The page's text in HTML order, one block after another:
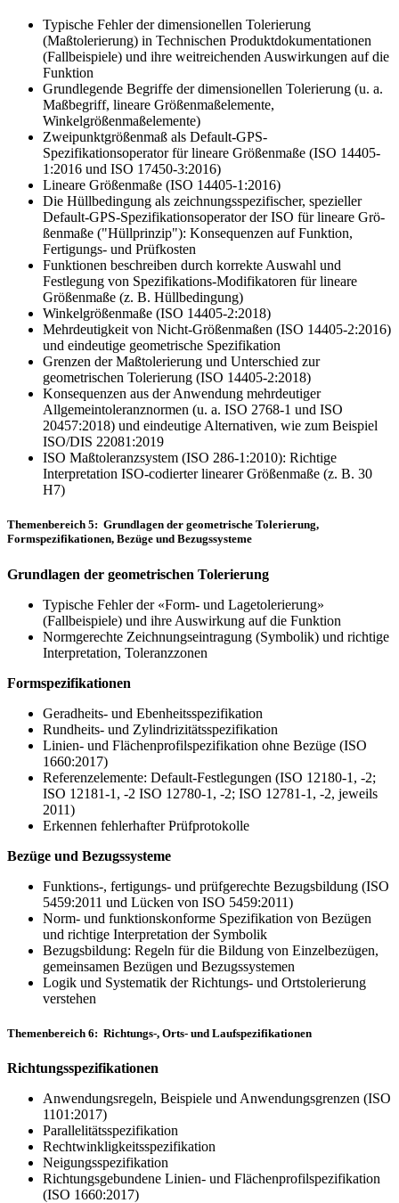
Typische Fehler der dimensionellen Tolerierung
(Maßtolerierung) in Technischen Produktdokumentationen
(Fallbeispiele) und ihre weit­rei­chen­den Auswir­kungen auf die
Funktion
Grundlegende Begriffe der dimensionellen Tolerierung (u. a.
Maßbegriff, lineare Größenmaßelemente,
Winkelgrößenmaßelemente)
Zweipunktgrößenmaß als Default-GPS-
Spezifikationsoperator für lineare Grö­ßenmaße (ISO 14405-
1:2016 und ISO 17450-3:2016)
Lineare Größenmaße (ISO 14405-1:2016)
Die Hüllbedingung als zeichnungsspezifischer, spezieller
Default-GPS-Spezifikationsoperator der ISO für lineare Grö­
ßenmaße ("Hüllprinzip"): Konsequenzen auf Funktion,
Fertigungs- und Prüfkosten
Funktionen beschreiben durch korrekte Auswahl und
Festlegung von Spezifikations-Modifikatoren für line­are
Größenmaße (z. B. Hüllbedingung)
Winkelgrößenmaße (ISO 14405-2:2018)
Mehrdeutigkeit von Nicht-Größenmaßen (ISO 14405-2:2016)
und eindeutige geometrische Spezifikation
Grenzen der Maßtolerierung und Unterschied zur
geometrischen Tolerierung (ISO 14405-2:2018)
Konsequenzen aus der Anwendung mehrdeutiger
Allgemeintoleranznormen (u. a. ISO 2768-1 und ISO
20457:2018) und eindeutige Alternativen, wie zum Beispiel
ISO/DIS 22081:2019
ISO Maßtoleranzsystem (ISO 286-1:2010): Richtige
Interpretation ISO-codierter linearer Größenmaße (z. B. 30
H7)
Themenbereich 5: Grundlagen der geometrische Tolerierung,
Formspezifikationen, Bezüge und Bezugssysteme
Grundlagen der geometrischen Tolerierung
Typische Fehler der «Form- und Lagetolerierung»
(Fallbeispiele) und ihre Auswir­kung auf die Funk­tion
Normgerechte Zeichnungseintragung (Symbolik) und richtige
Interpretation, Toleranzzonen
Formspezifikationen
Geradheits- und Ebenheitsspezifikation
Rundheits- und Zylindrizitätsspezifikation
Linien- und Flächenprofilspezifikation ohne Bezüge (ISO
1660:2017)
Referenzelemente: Default-Festlegungen (ISO 12180-1, -2;
ISO 12181-1, -2 ISO 12780-1, -2; ISO 12781-1, -2, jeweils
2011)
Erkennen fehlerhafter Prüfprotokolle
Bezüge und Bezugssysteme
Funktions-, fertigungs- und prüfgerechte Bezugsbildung (ISO
5459:2011 und Lücken von ISO 5459:2011)
Norm- und funktionskonforme Spezifikation von Bezügen
und richtige Interpretation der Symbolik
Bezugsbildung: Regeln für die Bildung von Einzelbezügen,
ge­meinsa­men Bezügen und Bezugssystemen
Logik und Systematik der Richtungs- und Ortstolerierung
verstehen
Themenbereich 6: Richtungs-, Orts- und Laufspezifikationen
Richtungsspezifikationen
​​​​​​Anwendungsregeln, Beispiele und Anwendungsgrenzen (ISO
1101:2017)
Parallelitätsspezifikation
Rechtwinkligkeitsspezifikation
Neigungsspezifikation
Richtungsgebundene Linien- und Flächenprofilspezifikation
(ISO 1660:2017)